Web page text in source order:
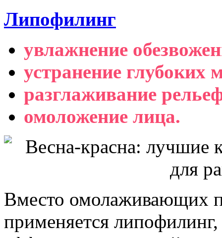
Липофилинг
увлажнение
устранение глубоких
разглаживание
омоложение лица.
Вместо омолаживающих
применяется